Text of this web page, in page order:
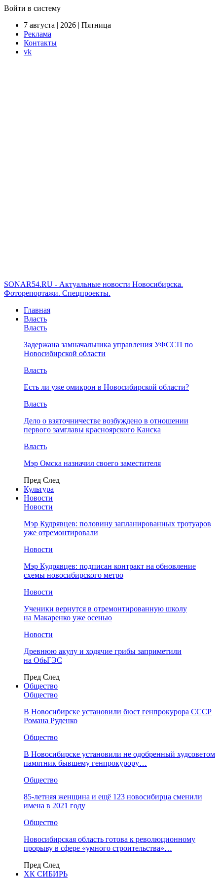
Войти в систему
7 августа | 2026 | Пятница
Реклама
Контакты
vk
SONAR54.RU - Актуальные новости Новосибирска.
Фоторепортажи. Спецпроекты.
Главная
Власть
Власть
Задержана замначальника управления УФССП по
Новосибирской области
Власть
Есть ли уже омикрон в Новосибирской области?
Власть
Дело о взяточничестве возбуждено в отношении
первого замглавы красноярского Канска
Власть
Мэр Омска назначил своего заместителя
Пред След
Культура
Новости
Новости
Мэр Кудрявцев: половину запланированных тротуаров
уже отремонтировали
Новости
Мэр Кудрявцев: подписан контракт на обновление
схемы новосибирского метро
Новости
Ученики вернутся в отремонтированную школу
на Макаренко уже осенью
Новости
Древнюю акулу и ходячие грибы заприметили
на ОбьГЭС
Пред След
Общество
Общество
В Новосибирске установили бюст генпрокурора СССР
Романа Руденко
Общество
В Новосибирске установили не одобренный худсоветом
памятник бывшему генпрокурору…
Общество
85-летняя женщина и ещё 123 новосибирца сменили
имена в 2021 году
Общество
Новосибирская область готова к революционному
прорыву в сфере «умного строительства»…
Пред След
ХК СИБИРЬ